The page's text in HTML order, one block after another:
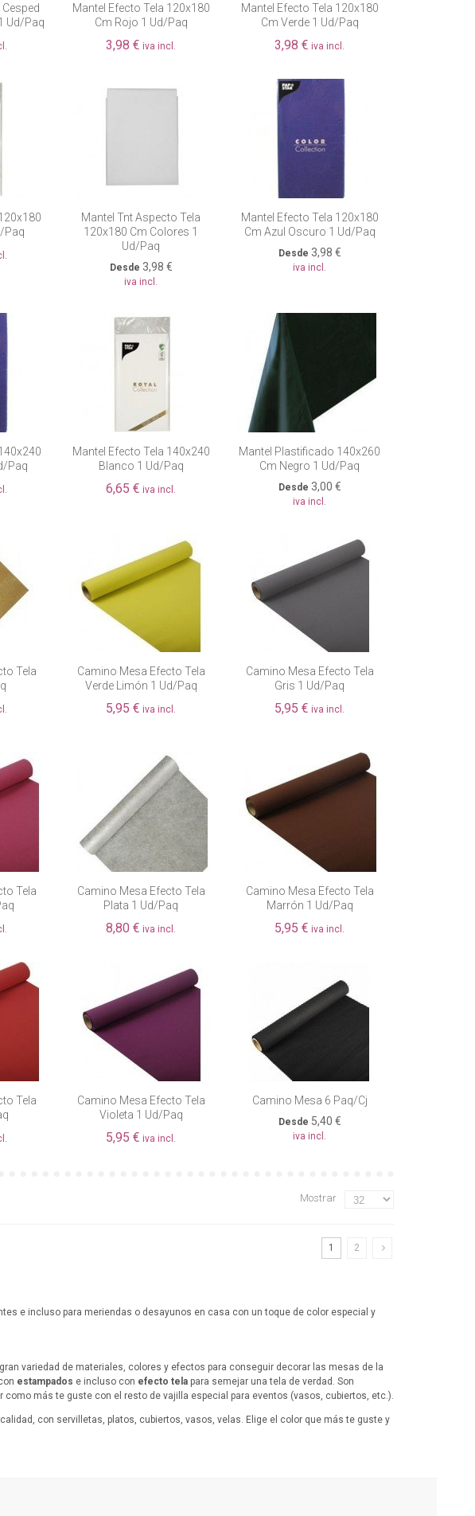
Ud/paq
Mantel Efecto Tela 120x180
Cm Rojo 1 Ud/paq
3,98 € iva incl.
Mantel Efecto Tela 120x180
Cm Verde 1 Ud/paq
3,98 € iva incl.
paq
Mantel Tnt Aspecto Tela
120x180 Cm Colores 1
Ud/paq
Desde 3,98 €
iva incl.
Mantel Efecto Tela 120x180
Cm Azul Oscuro 1 Ud/paq
Desde 3,98 €
iva incl.
paq
Mantel Efecto Tela 140x240
Blanco 1 Ud/paq
6,65 € iva incl.
Mantel Plastificado 140x260
Cm Negro 1 Ud/paq
Desde 3,00 €
iva incl.
Tela
Camino Mesa Efecto Tela
Verde Limón 1 Ud/paq
5,95 € iva incl.
Camino Mesa Efecto Tela
Gris 1 Ud/paq
5,95 € iva incl.
Tela
Camino Mesa Efecto Tela
Plata 1 Ud/paq
8,80 € iva incl.
Camino Mesa Efecto Tela
Marrón 1 Ud/paq
5,95 € iva incl.
Tela
Camino Mesa Efecto Tela
Violeta 1 Ud/paq
5,95 € iva incl.
Camino Mesa 6 Paq/cj
Desde 5,40 €
iva incl.
Mostrar
1 2
e incluso para meriendas o desayunos en casa con un toque de color especial y
variedad de materiales, colores y efectos para conseguir decorar las mesas de la
estampados e incluso con efecto telapara semejar una tela de verdad. Son
como más te guste con el resto de vajilla especial para eventos (vasos, cubiertos, etc.).
con servilletas, platos, cubiertos, vasos, velas. Elige el color que más te guste y